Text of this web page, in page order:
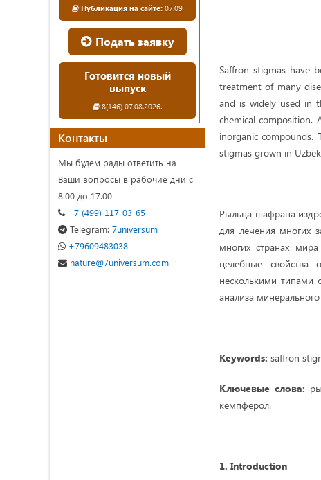
Saffron stigmas have
treatment of many
and is widely used in
chemical composition.
inorganic compounds.
stigmas grown in
Рыльца шафрана
для лечения многих
многих странах
целебные свойства
несколькими типами
анализа
Keywords: saffron
Ключевые слова:
кемпферол.
1. Introduction
Публикация на сайте: 07.09
Подать заявку
Готовится новый
выпуск
8(146) 07.08.2026.
Контакты
Мы будем рады ответить на
Ваши вопросы в рабочие дни с
8.00 до 17.00
+7 (499) 117-03-65
Telegram: 7universum
+79609483038
nature@7universum.com